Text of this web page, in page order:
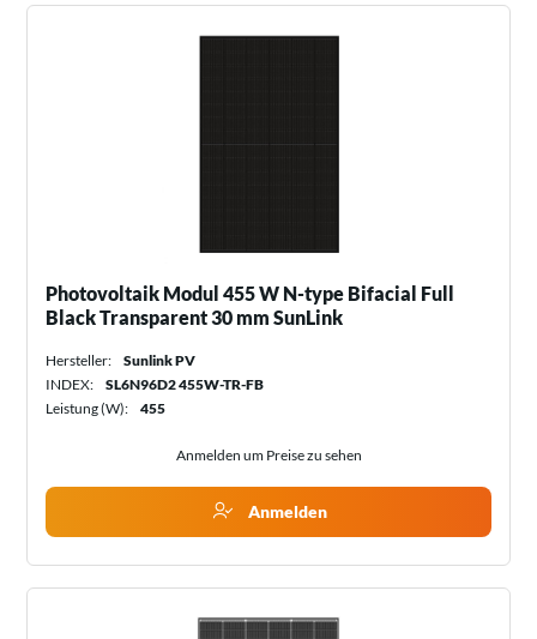
Photovoltaik Modul 455 W N-type Bifacial Full
Black Transparent 30 mm SunLink
Hersteller:
Sunlink PV
INDEX:
SL6N96D2 455W-TR-FB
Leistung (W):
455
Anmelden um Preise zu sehen
Anmelden